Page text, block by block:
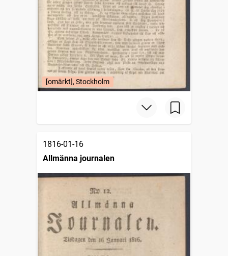
[omärkt], Stockholm
1816-01-16
Allmänna journalen